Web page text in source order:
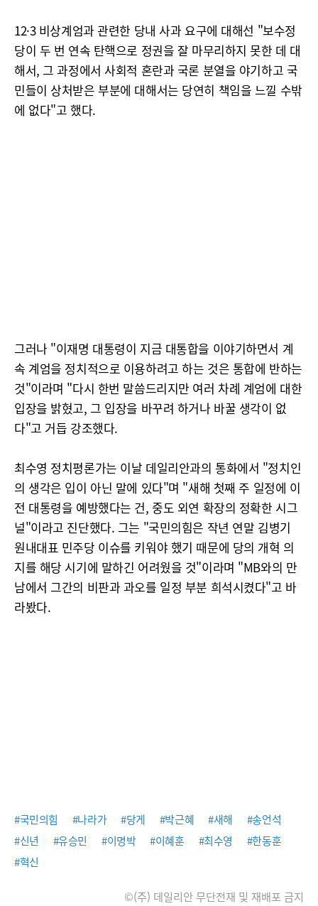
12·3 비상계엄과 관련한 당내 사과 요구에 대해선 "보수정
당이 두 번 연속 탄핵으로 정권을 잘 마무리하지 못한 데 대
해서, 그 과정에서 사회적 혼란과 국론 분열을 야기하고 국
민들이 상처받은 부분에 대해서는 당연히 책임을 느낄 수밖
에 없다"고 했다.
그러나 "이재명 대통령이 지금 대통합을 이야기하면서 계
속 계엄을 정치적으로 이용하려고 하는 것은 통합에 반하는
것"이라며 "다시 한번 말씀드리지만 여러 차례 계엄에 대한
입장을 밝혔고, 그 입장을 바꾸려 하거나 바꿀 생각이 없
다"고 거듭 강조했다.
최수영 정치평론가는 이날 데일리안과의 통화에서 "정치인
의 생각은 입이 아닌 말에 있다"며 "새해 첫째 주 일정에 이
전 대통령을 예방했다는 건, 중도 외연 확장의 정확한 시그
널"이라고 진단했다. 그는 "국민의힘은 작년 연말 김병기
원내대표 민주당 이슈를 키워야 했기 때문에 당의 개혁 의
지를 해당 시기에 말하긴 어려웠을 것"이라며 "MB와의 만
남에서 그간의 비판과 과오를 일정 부분 희석시켰다"고 바
라봤다.
#국민의힘 #나라가 #당게 #박근혜 #새해
#송언석
#신년
#유승민 #이명박 #이혜훈 #최수영
#한동훈
#혁신
©(주) 데일리안 무단전재 및 재배포 금지